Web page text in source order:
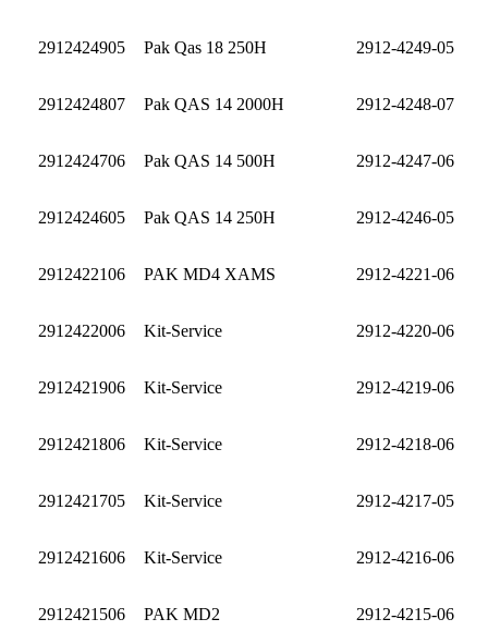
2912424905 Pak Qas 18 250H 2912-4249-05
2912424807 Pak QAS 14 2000H 2912-4248-07
2912424706 Pak QAS 14 500H 2912-4247-06
2912424605 Pak QAS 14 250H 2912-4246-05
2912422106 PAK MD4 XAMS 2912-4221-06
2912422006 Kit-Service 2912-4220-06
2912421906 Kit-Service 2912-4219-06
2912421806 Kit-Service 2912-4218-06
2912421705 Kit-Service 2912-4217-05
2912421606 Kit-Service 2912-4216-06
2912421506 PAK MD2 2912-4215-06